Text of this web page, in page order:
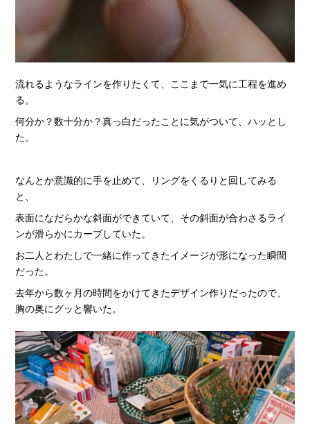
流れるようなラインを作りたくて、ここまで一気に工程を進め
る。
何分か？数十分か？真っ白だったことに気がついて、ハッとし
た。
なんとか意識的に手を止めて、リングをくるりと回してみる
と、
表面になだらかな斜面ができていて、その斜面が合わさるライ
ンが滑らかにカーブしていた。
お二人とわたしで一緒に作ってきたイメージが形になった瞬間
だった。
去年から数ヶ月の時間をかけてきたデザイン作りだったので、
胸の奥にグッと響いた。